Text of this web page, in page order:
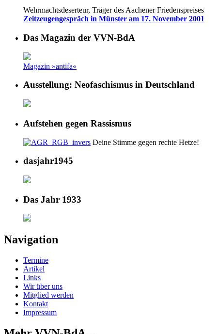
Wehrmachtsdeserteur, Träger des Aachener Friedenspreises
Zeitzeugengespräch in Münster am 17. November 2001
Das Magazin der VVN-BdA
Magazin »antifa«
Ausstellung: Neofaschismus in Deutschland
Aufstehen gegen Rassismus
Deine Stimme gegen rechte Hetze!
dasjahr1945
Das Jahr 1933
Navigation
Termine
Artikel
Links
Wir über uns
Mitglied werden
Kontakt
Impressum